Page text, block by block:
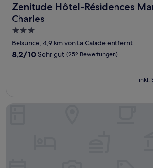
Zenitude Hôtel-Résidences
Charles
Zenitude Hôtel-Résidences Marseille
3.0-
Sterne-
Unterkunft
Belsunce, 4,9 km von La Calade entfernt
8.2
Bewertungen)
8,2/10 Sehr gut (252 Bewertungen)
inkl.